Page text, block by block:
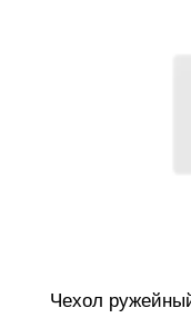
Чехол